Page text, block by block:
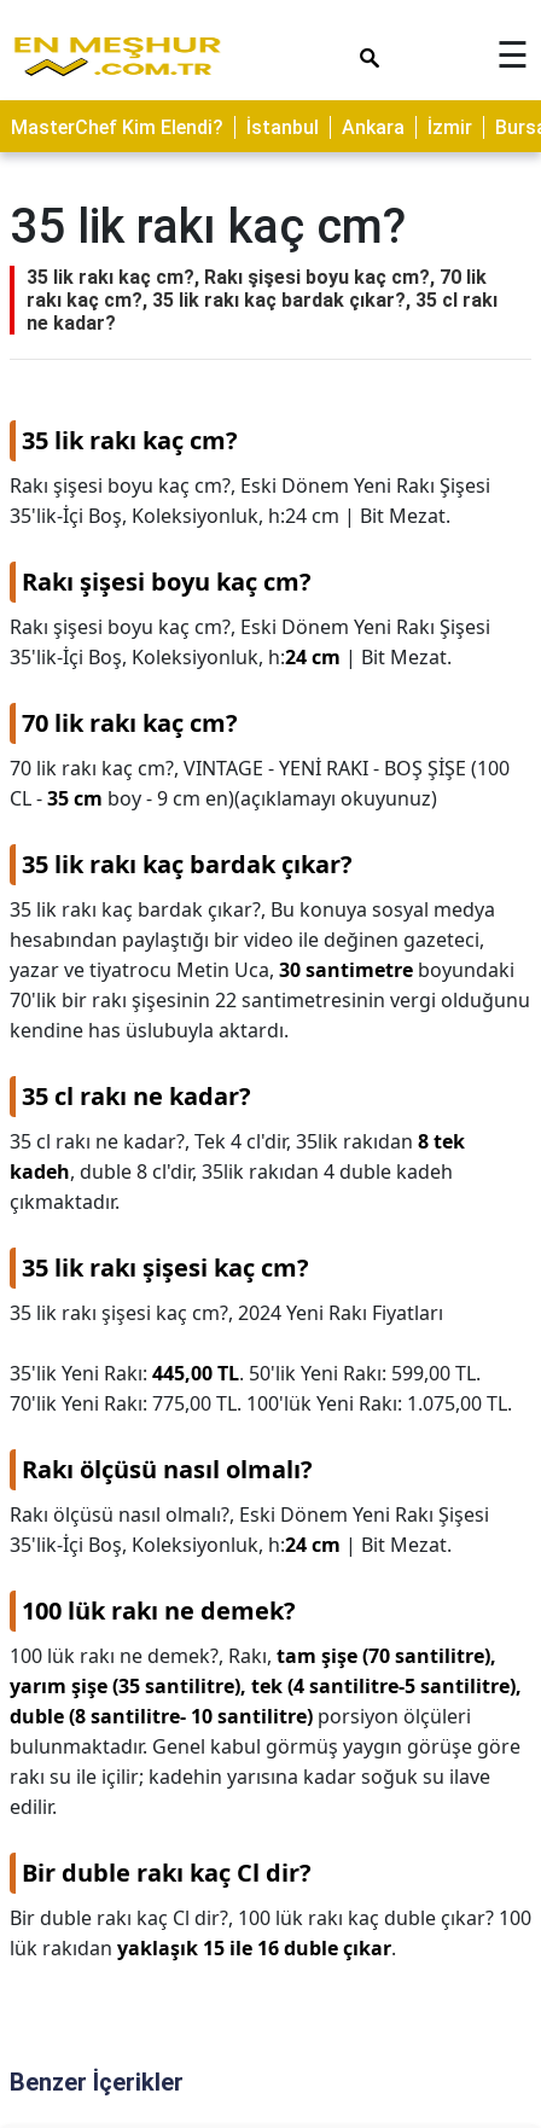
ASTROLOJİ
SAĞLIK
TARİFLERİ
GEZİLECEK
YERLER
ALANLARI
KAPLICALAR
İLETİŞİM
☰
MasterChef Kim Elendi? İstanbul Ankara İzmir
35 lik rakı kaç cm?
35 lik rakı kaç cm?, Rakı şişesi boyu kaç cm?, 70 lik
rakı kaç cm?, 35 lik rakı kaç bardak çıkar?, 35 cl rakı
ne kadar?
35 lik rakı kaç cm?
Rakı şişesi boyu kaç cm?, Eski Dönem Yeni Rakı Şişesi
35'lik-İçi Boş, Koleksiyonluk, h:24 cm | Bit Mezat.
Rakı şişesi boyu kaç cm?
Rakı şişesi boyu kaç cm?, Eski Dönem Yeni Rakı Şişesi
35'lik-İçi Boş, Koleksiyonluk, h:24 cm | Bit Mezat.
70 lik rakı kaç cm?
70 lik rakı kaç cm?, VINTAGE - YENİ RAKI - BOŞ ŞİŞE (100
CL -35 cm boy - 9 cm en)(açıklamayı okuyunuz)
35 lik rakı kaç bardak çıkar?
35 lik rakı kaç bardak çıkar?, Bu konuya sosyal medya
hesabından paylaştığı bir video ile değinen gazeteci,
yazar ve tiyatrocu Metin Uca, 30 santimetre boyundaki
70'lik bir rakı şişesinin 22 santimetresinin vergi olduğunu
kendine has üslubuyla aktardı.
35 cl rakı ne kadar?
35 cl rakı ne kadar?, Tek 4 cl'dir, 35lik rakıdan 8 tek
kadeh, duble 8 cl'dir, 35lik rakıdan 4 duble kadeh
çıkmaktadır.
35 lik rakı şişesi kaç cm?
35 lik rakı şişesi kaç cm?, 2024 Yeni Rakı Fiyatları
35'lik Yeni Rakı: 445,00 TL. 50'lik Yeni Rakı: 599,00 TL.
70'lik Yeni Rakı: 775,00 TL. 100'lük Yeni Rakı: 1.075,00 TL.
Rakı ölçüsü nasıl olmalı?
Rakı ölçüsü nasıl olmalı?, Eski Dönem Yeni Rakı Şişesi
35'lik-İçi Boş, Koleksiyonluk, h:24 cm | Bit Mezat.
100 lük rakı ne demek?
100 lük rakı ne demek?, Rakı, tam şişe (70 santilitre),
yarım şişe (35 santilitre), tek (4 santilitre-5 santilitre),
duble (8 santilitre- 10 santilitre) porsiyon ölçüleri
bulunmaktadır. Genel kabul görmüş yaygın görüşe göre
rakı su ile içilir; kadehin yarısına kadar soğuk su ilave
edilir.
Bir duble rakı kaç Cl dir?
Bir duble rakı kaç Cl dir?, 100 lük rakı kaç duble çıkar? 100
lük rakıdan yaklaşık 15 ile 16 duble çıkar.
Benzer İçerikler